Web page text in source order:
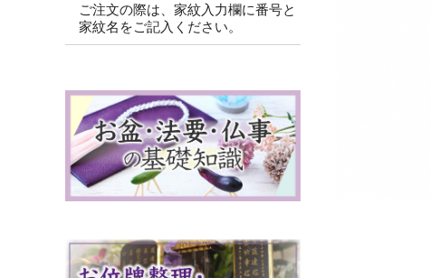
ご注文の際は、家紋入力欄に番号と
家紋名をご記入ください。